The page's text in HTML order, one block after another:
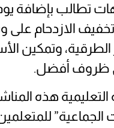
تطالب بإضافة
الازدحام على
الطرقية، وتمكين
ظروف أفضل.
هذه
الجماعية”